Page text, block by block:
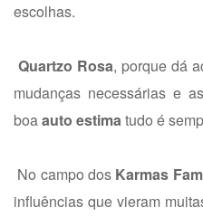
escolhas.
Quartzo Rosa, porque dá
mudanças necessárias e
boaauto estimatudo é
No campo dos Karmas
influências que vieram